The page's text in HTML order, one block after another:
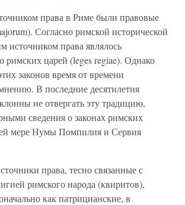
права в Риме были правовые
Согласно римской исторической
источником права являлось
римских царей (leges regiae). Однако
законов время от времени
В последние десятилетия
не отвергать эту традицию,
сведения о законах римских
мере Нумы Помпилия и Сервия
права, тесно связанные с
римского народа (квиритов),
как патрицианские, в